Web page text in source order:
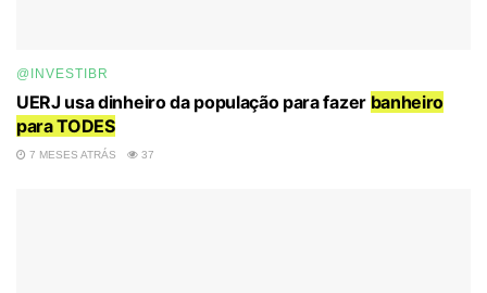
@INVESTIBR
UERJ usa dinheiro da população para fazer banheiro
para TODES
7 MESES ATRÁS 37